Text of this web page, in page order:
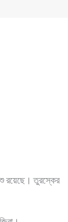
রয়েছে। তুরস্কের